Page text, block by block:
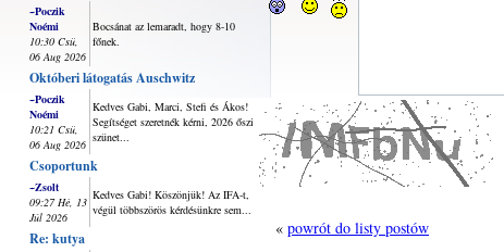
~Poczik
Noémi
10:30 Csü,
06 Aug 2026
Bocsánat az lemaradt, hogy 8-10
főnek.
Októberi látogatás Auschwitz
~Poczik
Noémi
10:21 Csü,
06 Aug 2026
Kedves Gabi, Marci, Stefi és Ákos!
Segítséget szeretnék kérni, 2026 őszi
szünet...
Csoportunk
~Zsolt
09:27 Hé, 13
Júl 2026
Kedves Gabi! Köszönjük! Az IFA-t,
végül többszörös kérdésünkre sem...
Re: kutya
« powrót do listy postów